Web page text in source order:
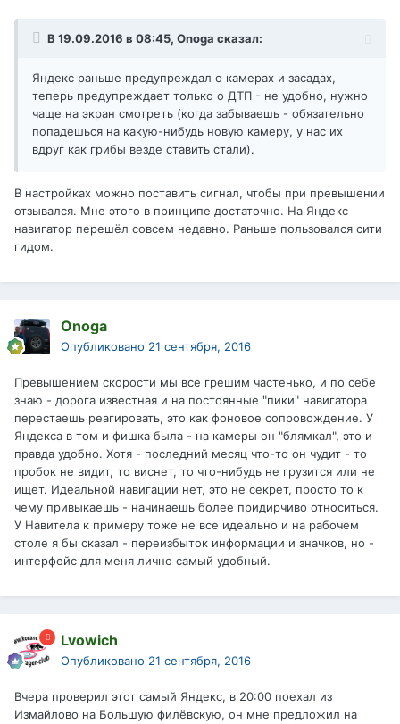
В 19.09.2016 в 08:45, Onoga сказал:
Яндекс раньше предупреждал о камерах и засадах,
теперь предупреждает только о ДТП - не удобно, нужно
чаще на экран смотреть (когда забываешь - обязательно
попадешься на какую-нибудь новую камеру, у нас их
вдруг как грибы везде ставить стали).
В настройках можно поставить сигнал, чтобы при превышении
отзывался. Мне этого в принципе достаточно. На Яндекс
навигатор перешёл совсем недавно. Раньше пользовался сити
гидом.
Onoga
Опубликовано 21 сентября, 2016
Превышением скорости мы все грешим частенько, и по себе
знаю - дорога известная и на постоянные "пики" навигатора
перестаешь реагировать, это как фоновое сопровождение. У
Яндекса в том и фишка была - на камеры он "блямкал", это и
правда удобно. Хотя - последний месяц что-то он чудит - то
пробок не видит, то виснет, то что-нибудь не грузится или не
ищет. Идеальной навигации нет, это не секрет, просто то к
чему привыкаешь - начинаешь более придирчиво относиться.
У Навитела к примеру тоже не все идеально и на рабочем
столе я бы сказал - переизбыток информации и значков, но -
интерфейс для меня лично самый удобный.
Lvowich
Опубликовано 21 сентября, 2016
Вчера проверил этот самый Яндекс, в 20:00 поехал из
Измайлово на Большую филёвскую, он мне предложил на